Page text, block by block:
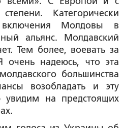
Категорически
Молдовы в
альянс. Молдавский
Тем более, воевать за
очень надеюсь, что эта
большинства
возобладать и эту
на предстоящих